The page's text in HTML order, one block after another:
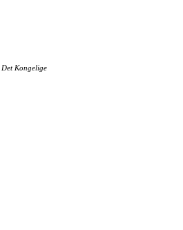
Det Kongelige